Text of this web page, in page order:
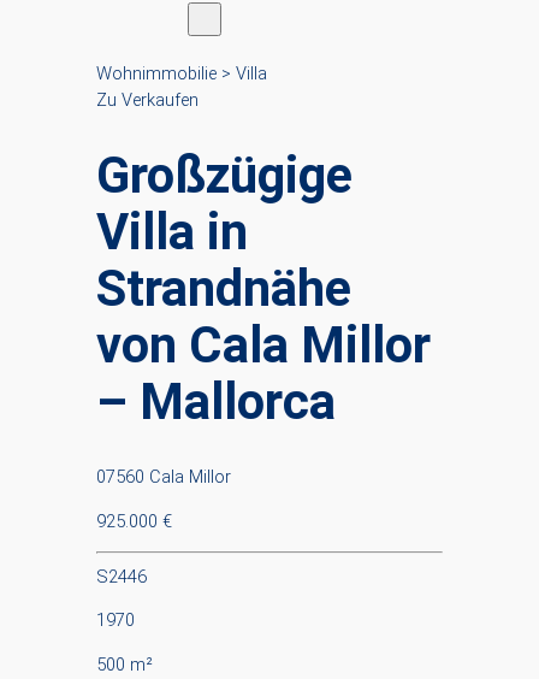
Wohnimmobilie > Villa
Zu Verkaufen
Großzügige
Villa in
Strandnähe
von Cala Millor
– Mallorca
07560 Cala Millor
925.000 €
S2446
1970
500 m²